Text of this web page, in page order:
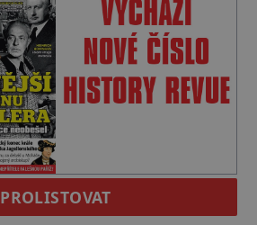
PROLISTOVAT